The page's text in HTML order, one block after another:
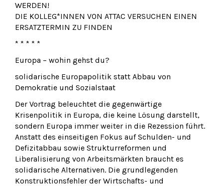
WERDEN!
DIE KOLLEG*INNEN VON ATTAC VERSUCHEN EINEN
ERSATZTERMIN ZU FINDEN
* * * * *
Europa – wohin gehst du?
solidarische Europapolitik statt Abbau von
Demokratie und Sozialstaat
Der Vortrag beleuchtet die gegenwärtige
Krisenpolitik in Europa, die keine Lösung darstellt,
sondern Europa immer weiter in die Rezession führt.
Anstatt des einseitigen Fokus auf Schulden- und
Defizitabbau sowie Strukturreformen und
Liberalisierung von Arbeitsmärkten braucht es
solidarische Alternativen. Die grundlegenden
Konstruktionsfehler der Wirtschafts- und